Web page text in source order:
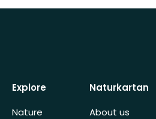
Explore
Nature
Naturkartan
About us